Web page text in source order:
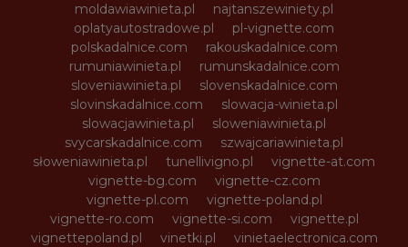
moldawiawinieta.pl
najtanszewiniety.pl
oplatyautostradowe.pl
pl-vignette.com
polskadalnice.com
rakouskadalnice.com
rumuniawinieta.pl
rumunskadalnice.com
sloveniawinieta.pl
slovenskadalnice.com
slovinskadalnice.com
slowacja-winieta.pl
slowacjawinieta.pl
sloweniawinieta.pl
svycarskadalnice.com
szwajcariawinieta.pl
słoweniawinieta.pl
tunellivigno.pl
vignette-at.com
vignette-bg.com
vignette-cz.com
vignette-pl.com
vignette-poland.pl
vignette-ro.com
vignette-si.com
vignette.pl
vignettepoland.pl
vinetki.pl
vinietaelectronica.com